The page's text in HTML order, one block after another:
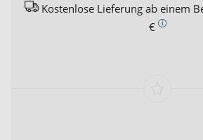
Kostenlose Lieferung ab einem
€